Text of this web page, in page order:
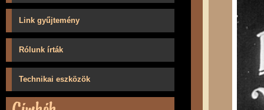
Link gyűjtemény
Rólunk írták
Technikai eszközök